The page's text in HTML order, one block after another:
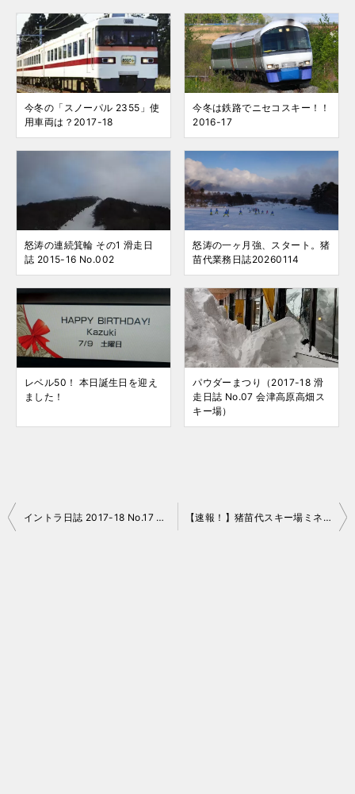
今冬の「スノーパル 2355」使
用車両は？2017-18
今冬は鉄路でニセコスキー！！
2016-17
怒涛の連続箕輪 その1 滑走日
誌 2015-16 No.002
怒涛の一ヶ月強、スタート。猪
苗代業務日誌20260114
レベル50！ 本日誕生日を迎え
ました！
パウダーまつり（2017-18 滑
走日誌 No.07 会津高原高畑ス
キー場）
投
イントラ日誌 2017-18 No.17 猪苗代リゾート 【速報！】猪苗代スキー場ミネロエリアの平日運行リフト拡大！